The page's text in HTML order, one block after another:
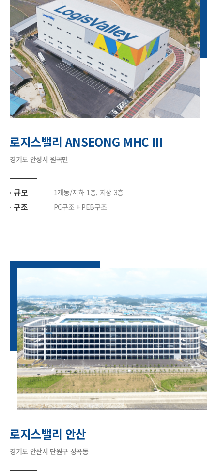
로지스밸리 ANSEONG MHC III
경기도 안성시 원곡면
규모 1개동/지하 1층, 지상 3층
구조 PC구조 + PEB구조
로지스밸리 안산
경기도 안산시 단원구 성곡동